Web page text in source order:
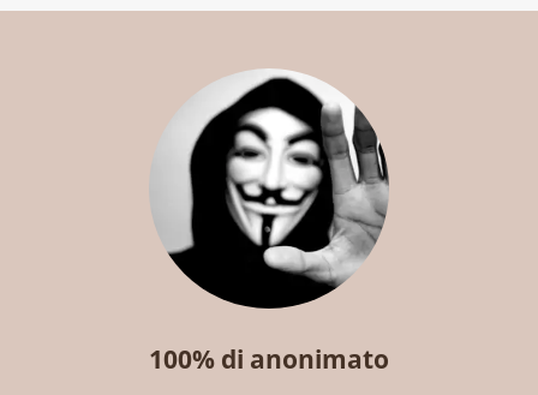
100% di anonimato